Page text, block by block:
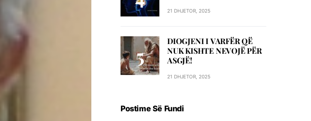
21 DHJETOR, 2025
DIOGJENI I VARFËR QË
NUK KISHTE NEVOJË PËR
ASGJË!
21 DHJETOR, 2025
Postime Së Fundi